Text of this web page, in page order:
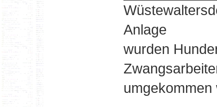
Anlage
wurden
umgekommen